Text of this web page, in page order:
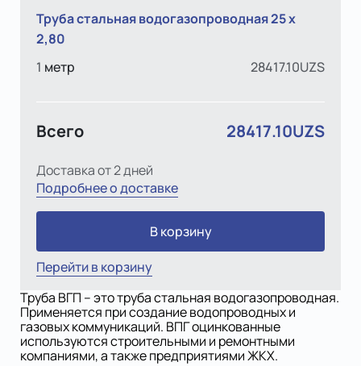
Труба стальная водогазопроводная 25 x
2,80
1 метр 28417.10UZS
Всего 28417.10UZS
Доставка от 2 дней
Подробнее о доставке
В корзину
Перейти в корзину
Труба ВГП – это труба стальная водогазопроводная.
Применяется при создание водопроводных и
газовых коммуникаций. ВПГ оцинкованные
используются строительными и ремонтными
компаниями, а также предприятиями ЖКХ.